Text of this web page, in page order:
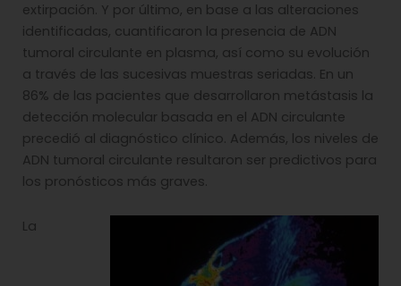
extirpación. Y por último, en base a las alteraciones
identificadas, cuantificaron la presencia de ADN
tumoral circulante en plasma, así como su evolución
a través de las sucesivas muestras seriadas. En un
86% de las pacientes que desarrollaron metástasis la
detección molecular basada en el ADN circulante
precedió al diagnóstico clínico. Además, los niveles de
ADN tumoral circulante resultaron ser predictivos para
los pronósticos más graves.
La